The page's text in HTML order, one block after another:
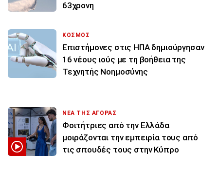
63χρονη
ΚΟΣΜΟΣ
Επιστήμονες στις ΗΠΑ δημιούργησαν
16 νέους ιούς με τη βοήθεια της
Τεχνητής Νοημοσύνης
ΝΕΑ ΤΗΣ ΑΓΟΡΑΣ
Φοιτήτριες από την Ελλάδα
μοιράζονται την εμπειρία τους από
τις σπουδές τους στην Κύπρο